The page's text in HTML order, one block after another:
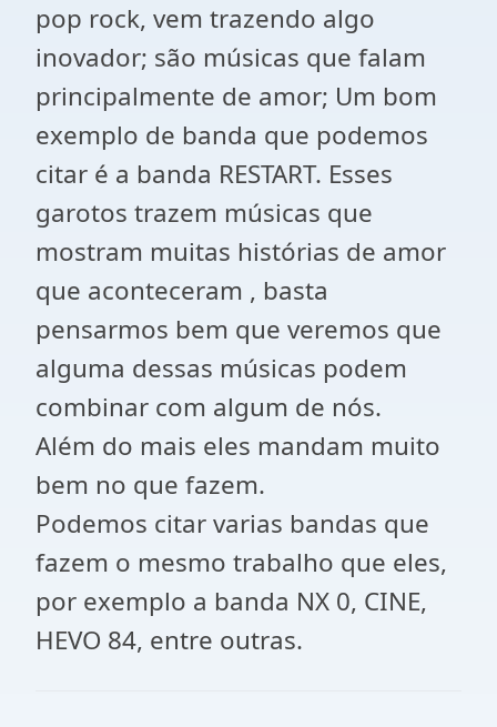
pop rock, vem trazendo algo
inovador; são músicas que falam
principalmente de amor; Um bom
exemplo de banda que podemos
citar é a banda RESTART. Esses
garotos trazem músicas que
mostram muitas histórias de amor
que aconteceram , basta
pensarmos bem que veremos que
alguma dessas músicas podem
combinar com algum de nós.
Além do mais eles mandam muito
bem no que fazem.
Podemos citar varias bandas que
fazem o mesmo trabalho que eles,
por exemplo a banda NX 0, CINE,
HEVO 84, entre outras.